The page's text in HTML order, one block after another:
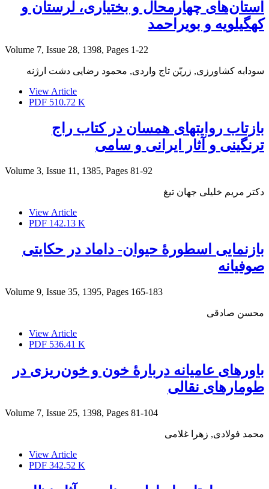
استان‌های چهارمحال و بختیاری، لرستان و
کهگیلویه و بویراحمد
Volume 7, Issue 28, 1398, Pages 1-22
سودابه کشاورزی, زریّن تاج واردی, محمود رضایی دشت ارژنه
View Article
PDF 510.72 K
بازتاب روایتهای همسان در کتاب راج
ترنگینی و آثار ایرانی و سامی
Volume 3, Issue 11, 1385, Pages 81-92
دکتر مریم خلیلی جهان تیغ
View Article
PDF 142.13 K
بازنمایی اسطورۀ حیوان- داماد در حکایتی
صوفیانه
Volume 9, Issue 35, 1395, Pages 165-183
محسن صادقی
View Article
PDF 536.41 K
باورهای عامیانه دربارۀ خون و خون‌ریزی در
طومارهای نقالی
Volume 7, Issue 25, 1398, Pages 81-104
محمد فولادی, زهرا غلامی
View Article
PDF 342.52 K